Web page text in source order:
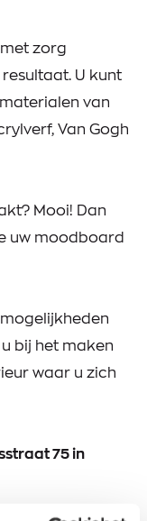
zorg
U kunt
van
Van Gogh
Mooi! Dan
uw moodboard
mogelijkheden
bij het maken
waar u zich
75 in